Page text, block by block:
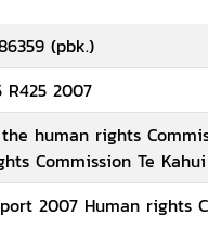
(pbk.)
R425 2007
human rights
Commission Te
2007 Human rights